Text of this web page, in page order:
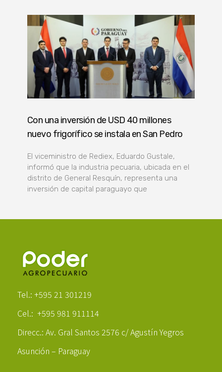
Con una inversión de USD 40 millones
nuevo frigorífico se instala en San Pedro
El viceministro de Rediex, Eduardo Gustale,
informó que la industria pecuaria, ubicada en el
distrito de General Resquín, representa una
inversión de capital paraguayo que
Tel.: +595 21 301219
Cel.: +595 981 911114
Direcc.: Av. Gral Santos 2576 c/ Agustín Yegros
Asunción – Paraguay